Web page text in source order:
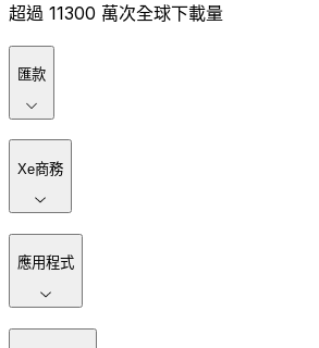
超過 11300 萬次全球下載量
匯款
Xe商務
應用程式